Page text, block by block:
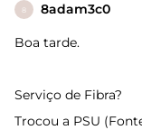
8 8adam3c0
Boa tarde.
Serviço de Fibra?
Trocou a PSU